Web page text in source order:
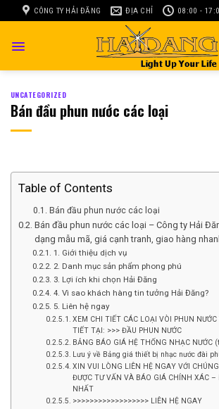
to
CÔNG TY HẢI ĐĂNG ĐỊA CHỈ 08:00 -
UNCATEGORIZED
Bán đầu phun nước các loại
Table of Contents
Bán đầu phun nước các loại
Bán đầu phun nước các loại – Công ty Hải
dạng mẫu mã, giá cạnh tranh, giao hàng
1. Giới thiệu dịch vụ
2. Danh mục sản phẩm phong phú
3. Lợi ích khi chọn Hải Đăng
4. Vì sao khách hàng tin tưởng Hải Đăng?
5. Liên hệ ngay
XEM CHI TIẾT CÁC LOẠI VÒI PHUN NƯỚC
TIẾT TẠI: >>> ĐẦU PHUN NƯỚC
BẢNG BÁO GIÁ HỆ THỐNG NHẠC NƯỚC
Lưu ý về Bảng giá thiết bị nhạc nước đài
XIN VUI LÒNG LIÊN HỆ NGAY VỚI
ĐƯỢC TƯ VẤN VÀ BÁO GIÁ CHÍNH XÁC –
NHẤT
>>>>>>>>>>>>>>>>>> LIÊN HỆ NGAY